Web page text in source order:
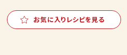
お気に入りレシピを見る